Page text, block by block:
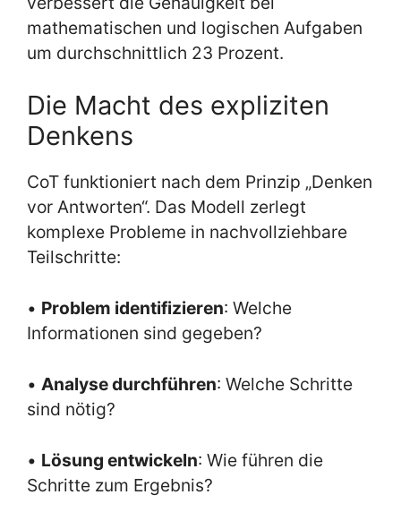
mathematischen und logischen Aufgaben
um durchschnittlich 23 Prozent.
Die Macht des expliziten
Denkens
CoT funktioniert nach dem Prinzip „Denken
vor Antworten“. Das Modell zerlegt
komplexe Probleme in nachvollziehbare
Teilschritte:
• Problem identifizieren: Welche
Informationen sind gegeben?
• Analyse durchführen: Welche Schritte
sind nötig?
• Lösung entwickeln: Wie führen die
Schritte zum Ergebnis?